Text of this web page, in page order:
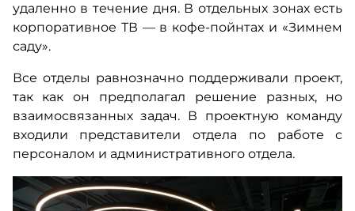
удаленно в течение дня. В отдельных зонах есть
корпоративное ТВ — в кофе-пойнтах и «Зимнем
саду».
Все отделы равнозначно поддерживали проект,
так как он предполагал решение разных, но
взаимосвязанных задач. В проектную команду
входили представители отдела по работе с
персоналом и административного отдела.